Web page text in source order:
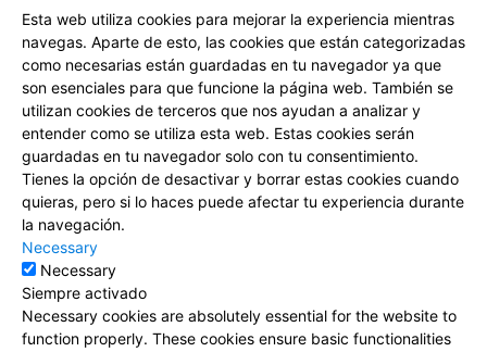
Esta web utiliza cookies para mejorar la experiencia mientras
navegas. Aparte de esto, las cookies que están categorizadas
como necesarias están guardadas en tu navegador ya que
son esenciales para que funcione la página web. También se
utilizan cookies de terceros que nos ayudan a analizar y
entender como se utiliza esta web. Estas cookies serán
guardadas en tu navegador solo con tu consentimiento.
Tienes la opción de desactivar y borrar estas cookies cuando
quieras, pero si lo haces puede afectar tu experiencia durante
la navegación.
Necessary
Necessary
Siempre activado
Necessary cookies are absolutely essential for the website to
function properly. These cookies ensure basic functionalities